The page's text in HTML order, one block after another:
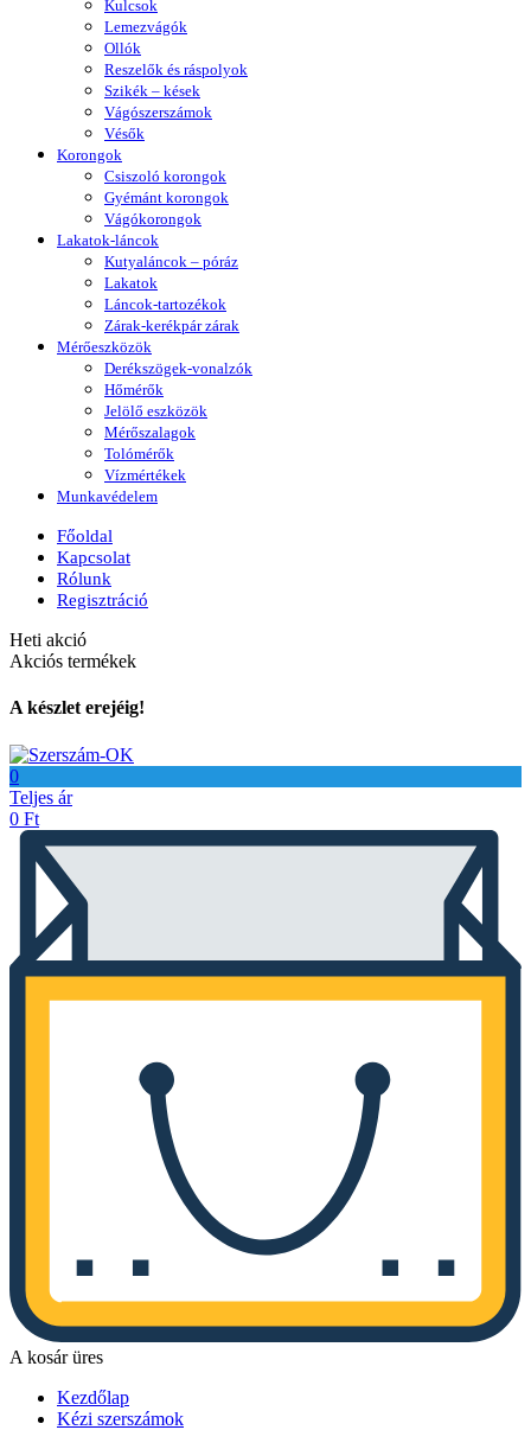
Kulcsok
Lemezvágók
Ollók
Reszelők és ráspolyok
Szikék – kések
Vágószerszámok
Vésők
Korongok
Csiszoló korongok
Gyémánt korongok
Vágókorongok
Lakatok-láncok
Kutyaláncok – póráz
Lakatok
Láncok-tartozékok
Zárak-kerékpár zárak
Mérőeszközök
Derékszögek-vonalzók
Hőmérők
Jelölő eszközök
Mérőszalagok
Tolómérők
Vízmértékek
Munkavédelem
Főoldal
Kapcsolat
Rólunk
Regisztráció
Heti akció
Akciós termékek
A készlet erejéig!
0
Teljes ár
0 Ft
A kosár üres
Kezdőlap
Kézi szerszámok